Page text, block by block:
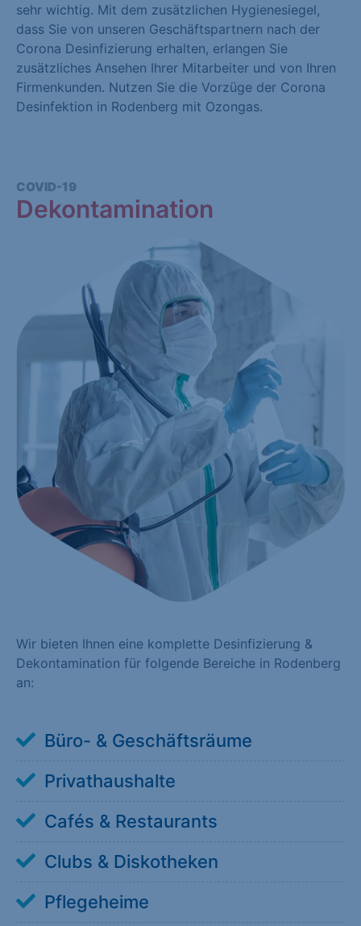
sehr wichtig. Mit dem zusätzlichen Hygienesiegel,
dass Sie von unseren Geschäftspartnern nach der
Corona Desinfizierung erhalten, erlangen Sie
zusätzliches Ansehen Ihrer Mitarbeiter und von Ihren
Firmenkunden. Nutzen Sie die Vorzüge der Corona
Desinfektion in Rodenberg mit Ozongas.
COVID-19
Dekontamination
Wir bieten Ihnen eine komplette Desinfizierung &
Dekontamination für folgende Bereiche in Rodenberg
an:
Büro- & Geschäftsräume
Privathaushalte
Cafés & Restaurants
Clubs & Diskotheken
Pflegeheime